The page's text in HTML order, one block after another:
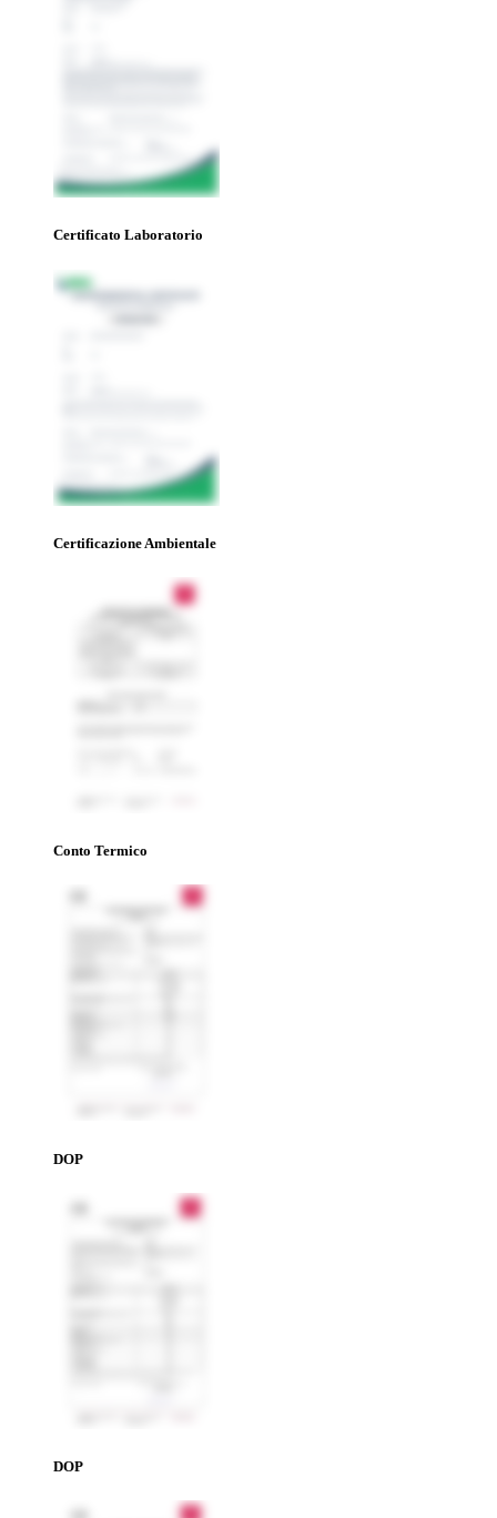
Certificato Laboratorio
Certificazione Ambientale
Conto Termico
DOP
DOP